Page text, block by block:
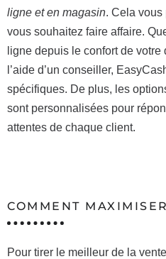
ligne et en magasin. Cela vous
vous souhaitez faire affaire.
ligne depuis le confort de
l’aide d’un conseiller,
spécifiques. De plus, les
sont personnalisées pour
attentes de chaque client.
COMMENT
Pour tirer le meilleur de la